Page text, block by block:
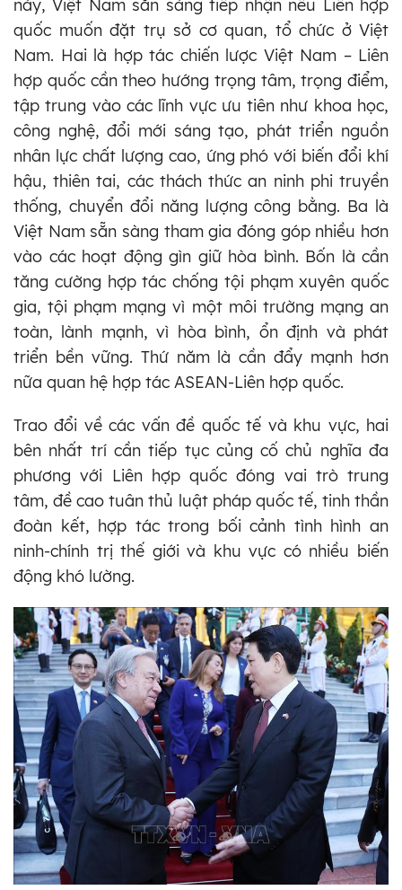
này, Việt Nam sẵn sàng tiếp nhận nếu Liên hợp
quốc muốn đặt trụ sở cơ quan, tổ chức ở Việt
Nam. Hai là hợp tác chiến lược Việt Nam – Liên
hợp quốc cần theo hướng trọng tâm, trọng điểm,
tập trung vào các lĩnh vực ưu tiên như khoa học,
công nghệ, đổi mới sáng tạo, phát triển nguồn
nhân lực chất lượng cao, ứng phó với biến đổi khí
hậu, thiên tai, các thách thức an ninh phi truyền
thống, chuyển đổi năng lượng công bằng. Ba là
Việt Nam sẵn sàng tham gia đóng góp nhiều hơn
vào các hoạt động gìn giữ hòa bình. Bốn là cần
tăng cường hợp tác chống tội phạm xuyên quốc
gia, tội phạm mạng vì một môi trường mạng an
toàn, lành mạnh, vì hòa bình, ổn định và phát
triển bền vững. Thứ năm là cần đẩy mạnh hơn
nữa quan hệ hợp tác ASEAN-Liên hợp quốc.
Trao đổi về các vấn đề quốc tế và khu vực, hai
bên nhất trí cần tiếp tục củng cố chủ nghĩa đa
phương với Liên hợp quốc đóng vai trò trung
tâm, đề cao tuân thủ luật pháp quốc tế, tinh thần
đoàn kết, hợp tác trong bối cảnh tình hình an
ninh-chính trị thế giới và khu vực có nhiều biến
động khó lường.